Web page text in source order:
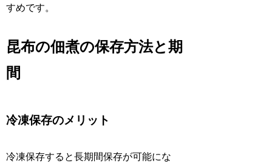
すめです。
昆布の佃煮の保存方法と期
間
冷凍保存のメリット
冷凍保存すると長期間保存が可能にな